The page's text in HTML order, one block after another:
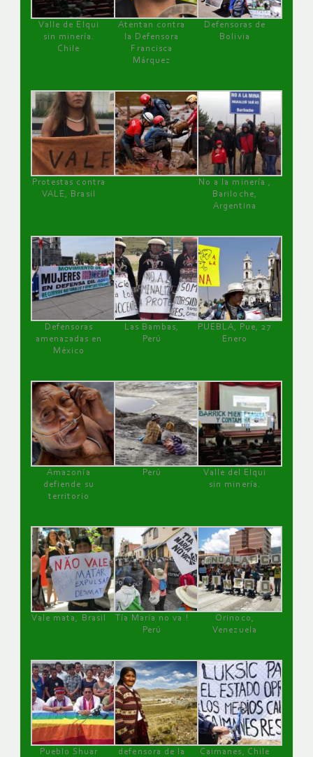
Valle de Elqui
sin minería.
Chile
Atentan contra
la Defensora
Francisca
Márquez
Defensoras de
Bolivia
Protestas contra
VALE, Brasil
No a la minería ,
Bariloche,
Argentina
Defensoras
amenazadas en
México
Las Bambas,
Perú
PUEBLA, Pue, 27
Enero
Amazonía
defiende su
territorio
Perú
Valle del Elqui
sin minería.
Vale mata, Brasil
Tía María no va !
Perú
Orinoco,
Venezuela
Pueblo Shuar defensora de la Caimanes, Chile